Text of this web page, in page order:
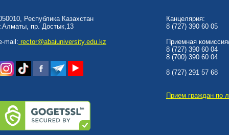
Республика Казахстан
пр. Достык,13
mail: rector@abaiuniversity.edu.kz
Канцелярия:
8 (727) 390 60 05
Приемная
8 (727) 390 60 04
8 (700) 390 60 04
8 (727) 291 57 68
Прием граждан по